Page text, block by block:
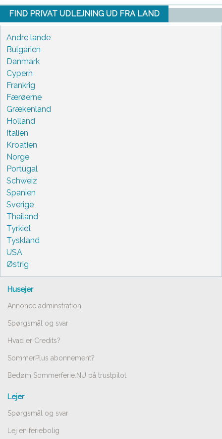
FIND PRIVAT UDLEJNING UD FRA LAND
Andre lande
Bulgarien
Danmark
Cypern
Frankrig
Færøerne
Grækenland
Holland
Italien
Kroatien
Norge
Portugal
Schweiz
Spanien
Sverige
Thailand
Tyrkiet
Tyskland
USA
Østrig
Husejer
Annonce adminstration
Spørgsmål og svar
Hvad er Credits?
SommerPlus abonnement?
Bedøm Sommerferie.NU på trustpilot
Lejer
Spørgsmål og svar
Lej en feriebolig